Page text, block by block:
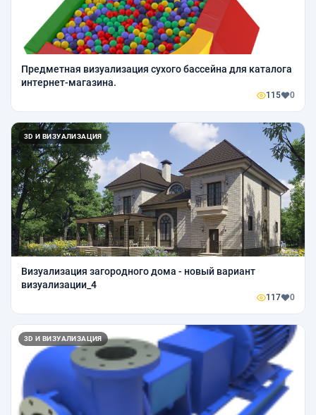
Предметная визуализация сухого бассейна для каталога
интернет-магазина.
115 0
3D И ВИЗУАЛИЗАЦИЯ
Визуализация загородного дома - новый вариант
визуализации_4
117 0
3D И ВИЗУАЛИЗАЦИЯ